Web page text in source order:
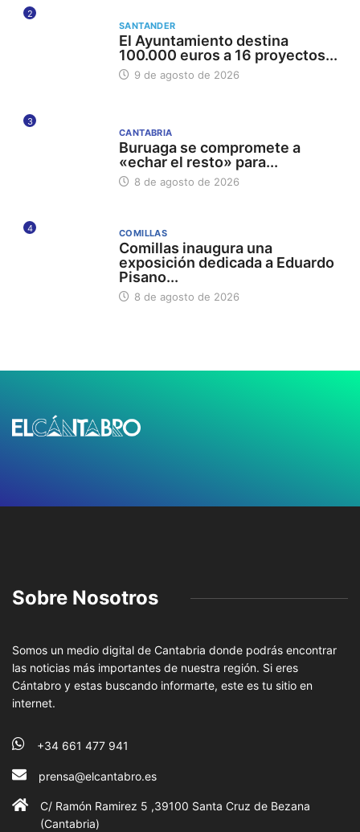
2
SANTANDER
El Ayuntamiento destina
100.000 euros a 16 proyectos...
9 de agosto de 2026
3
CANTABRIA
Buruaga se compromete a
«echar el resto» para...
8 de agosto de 2026
4 COMILLAS
Comillas inaugura una
exposición dedicada a Eduardo
Pisano...
8 de agosto de 2026
Sobre Nosotros
Somos un medio digital de Cantabria donde podrás encontrar
las noticias más importantes de nuestra región. Si eres
Cántabro y estas buscando informarte, este es tu sitio en
internet.
+34 661 477 941
prensa@elcantabro.es
C/ Ramón Ramirez 5 ,39100 Santa Cruz de Bezana
(Cantabria)